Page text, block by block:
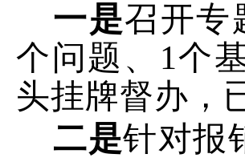
一是召开专
个问题、 1个
头挂牌督办，
二是针对报